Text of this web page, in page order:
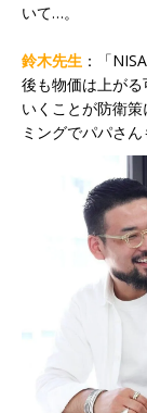
いて…。
鈴木先生 ：「
後も物価は上が
いくことが防衛
ミングでパパさ